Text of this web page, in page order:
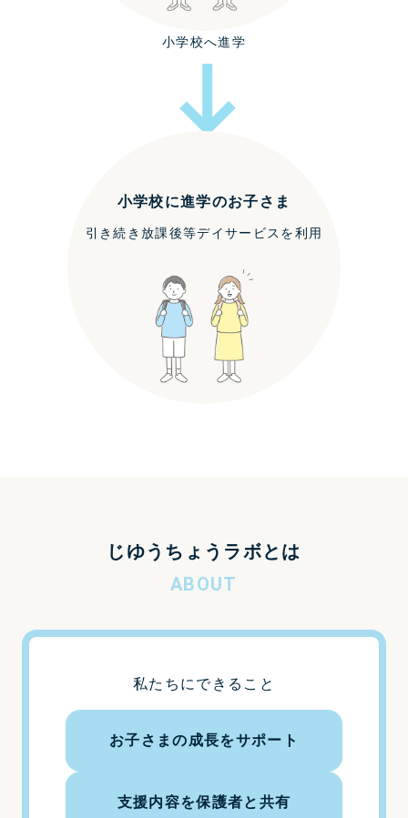
小学校へ進学
小学校に進学のお子さま
引き続き放課後等デイサービスを利用
じゆうちょうラボとは
ABOUT
私たちにできること
お子さまの成長をサポート
支援内容を保護者と共有